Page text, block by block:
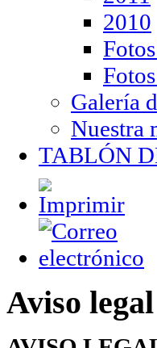
2010
Galería
Nuestra
TABLÓN
Aviso legal